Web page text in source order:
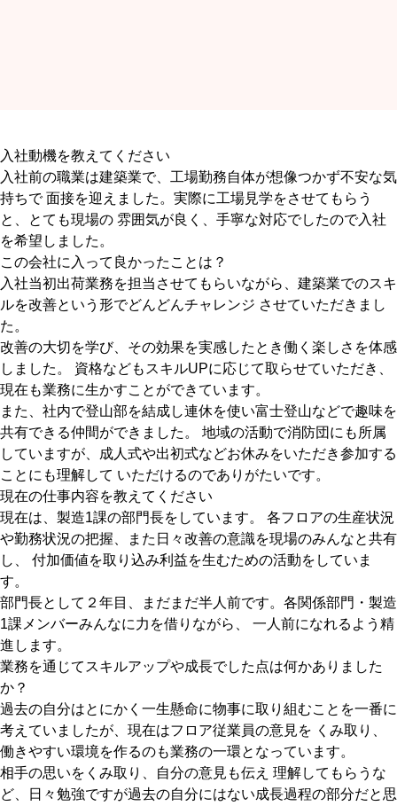
入社動機を教えてください
入社前の職業は建築業で、工場勤務自体が想像つかず不安な気
持ちで 面接を迎えました。実際に工場見学をさせてもらう
と、とても現場の 雰囲気が良く、手寧な対応でしたので入社
を希望しました。
この会社に入って良かったことは？
入社当初出荷業務を担当させてもらいながら、建築業でのスキ
ルを改善という形でどんどんチャレンジ させていただきまし
た。
改善の大切を学び、その効果を実感したとき働く楽しさを体感
しました。 資格などもスキルUPに応じて取らせていただき、
現在も業務に生かすことができています。
また、社内で登山部を結成し連休を使い富士登山などで趣味を
共有できる仲間ができました。 地域の活動で消防団にも所属
していますが、成人式や出初式などお休みをいただき参加する
ことにも理解して いただけるのでありがたいです。
現在の仕事内容を教えてください
現在は、製造1課の部門長をしています。 各フロアの生産状況
や勤務状況の把握、また日々改善の意識を現場のみんなと共有
し、 付加価値を取り込み利益を生むための活動をしていま
す。
部門長として２年目、まだまだ半人前です。各関係部門・製造
1課メンバーみんなに力を借りながら、 一人前になれるよう精
進します。
業務を通じてスキルアップや成長でした点は何かありました
か？
過去の自分はとにかく一生懸命に物事に取り組むことを一番に
考えていましたが、現在はフロア従業員の意見を くみ取り、
働きやすい環境を作るのも業務の一環となっています。
相手の思いをくみ取り、自分の意見も伝え 理解してもらうな
ど、日々勉強ですが過去の自分にはない成長過程の部分だと思